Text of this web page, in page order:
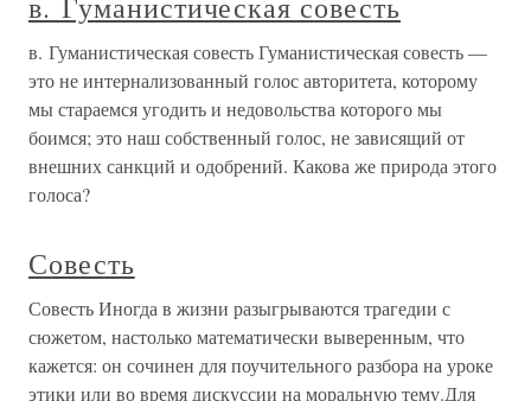
в. Гуманистическая совесть Гуманистическая совесть —
это не интернализованный голос авторитета, которому
мы стараемся угодить и недовольства которого мы
боимся; это наш собственный голос, не зависящий от
внешних санкций и одобрений. Какова же природа этого
голоса?
Совесть
Совесть Иногда в жизни разыгрываются трагедии с
сюжетом, настолько математически выверенным, что
кажется: он сочинен для поучительного разбора на уроке
этики или во время дискуссии на моральную тему.Для